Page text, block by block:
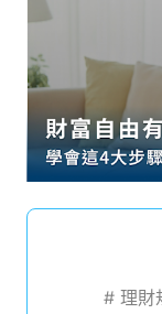
# 理財